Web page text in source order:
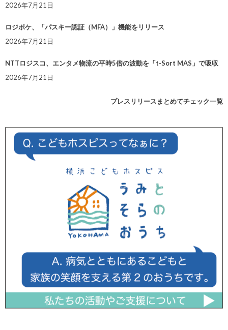
2026年7月21日
ロジポケ、「パスキー認証（MFA）」機能をリリース
2026年7月21日
NTTロジスコ、エンタメ物流の平時5倍の波動を「t-Sort MAS」で吸収
2026年7月21日
プレスリリースまとめてチェック一覧